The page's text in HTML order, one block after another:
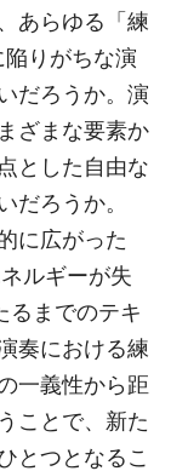
あらゆる「練
りがちな演
だろうか。演
ざまな要素か
とした自由な
だろうか。
に広がった
ルギーが失
るまでのテキ
奏における練
一義性から距
ことで、新た
とつとなるこ